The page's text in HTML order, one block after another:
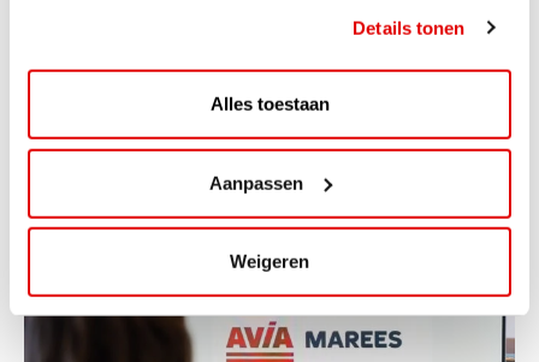
Details tonen
Alles toestaan
Aanpassen
Weigeren
ViaLuxury Hotels
Toe aan een ontspannen nachtje...